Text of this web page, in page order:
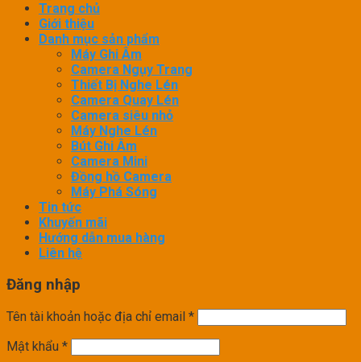
Trang chủ
Giới thiệu
Danh mục sản phẩm
Máy Ghi Âm
Camera Ngụy Trang
Thiết Bị Nghe Lén
Camera Quay Lén
Camera siêu nhỏ
Máy Nghe Lén
Bút Ghi Âm
Camera Mini
Đồng hồ Camera
Máy Phá Sóng
Tin tức
Khuyến mãi
Hướng dẫn mua hàng
Liên hệ
Đăng nhập
Tên tài khoản hoặc địa chỉ email *
Mật khẩu *